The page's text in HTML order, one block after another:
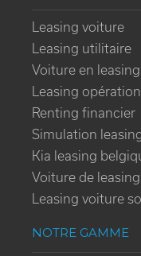
Leasing voiture
Leasing utilitaire
Voiture en leasing
Leasing
Renting financier
Simulation
Kia leasing
Voiture de leasing
Leasing voiture
NOTRE GAMME